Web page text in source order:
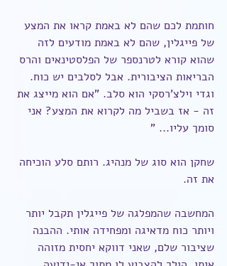
חותמת לכם שהם לא באמת קראו את המצע
של פייגלין, שהם לא באמת מודעים לזה
שהוא קורא לטרנספר של הפלסטינאים והרס
הבריאות הציבורית. אבל לסלבים יש כוח.
וגדי וילצ'רסקי הוא סלב. "אם הוא מייצג את
זה - אז בשביל מה לקרוא את המצע? אני
סומך עליו... "
שחקן הוא סוג של מנהיג. רותם סלע הוכיחה
את זה.
המחשבה שהמפלגה של פייגלין תקבל יותר
ויותר כוח מדאיגה ומפחידה אותי. ההבנה
שציבור שלם, שאני דווקא יחסית מזוהה